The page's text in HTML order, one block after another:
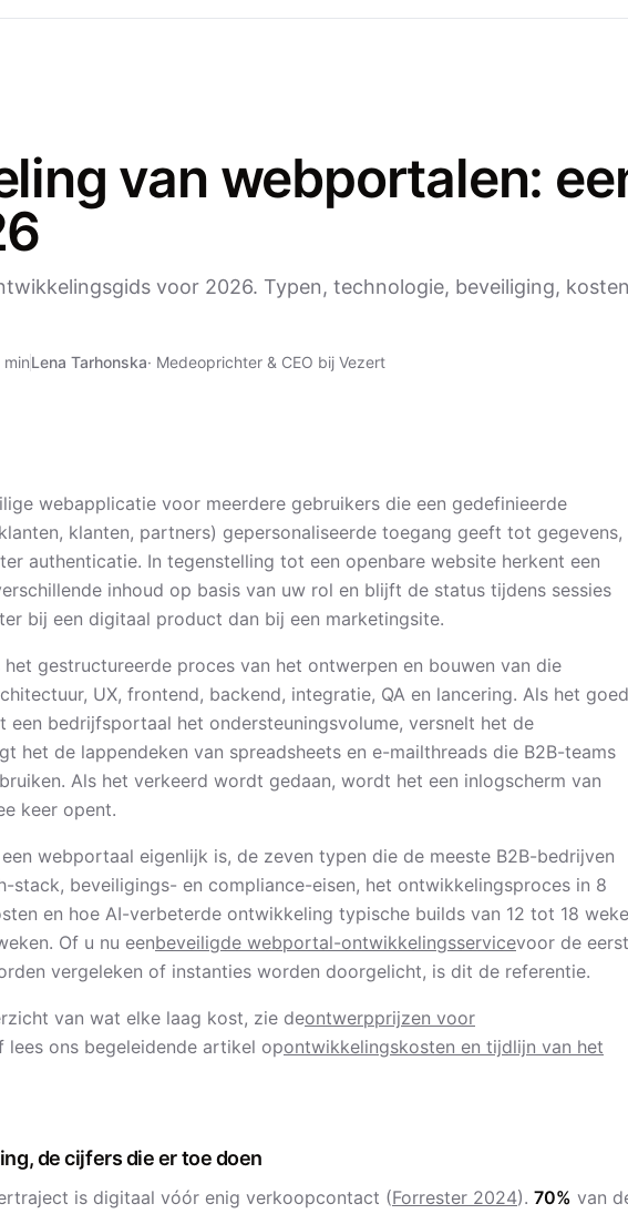
van webportalen:
voor 2026. Typen, technologie, beveiliging,
minLena Tarhonska· Medeoprichter & CEO bij Vezert
webapplicatie voor meerdere gebruikers die een gedefinieerde
klanten, partners) gepersonaliseerde toegang geeft tot gegevens,
authenticatie. In tegenstelling tot een openbare website herkent een
inhoud op basis van uw rol en blijft de status tijdens sessies
bij een digitaal product dan bij een marketingsite.
gestructureerde proces van het ontwerpen en bouwen van die
UX, frontend, backend, integratie, QA en lancering. Als het goed
een bedrijfsportaal het ondersteuningsvolume, versnelt het de
het de lappendeken van spreadsheets en e-mailthreads die B2B-teams
Als het verkeerd wordt gedaan, wordt het een inlogscherm van
keer opent.
webportaal eigenlijk is, de zeven typen die de meeste B2B-bedrijven
stack, beveiligings- en compliance-eisen, het ontwikkelingsproces in 8
en hoe AI-verbeterde ontwikkeling typische builds van 12 tot 18
Of u nu eenbeveiligde webportal-ontwikkelingsservicevoor de
vergeleken of instanties worden doorgelicht, is dit de referentie.
van wat elke laag kost, zie deontwerpprijzen voor
lees ons begeleidende artikel opontwikkelingskosten en tijdlijn van het
de cijfers die er toe doen
is digitaal vóór enig verkoopcontact (Forrester 2024). 70% van